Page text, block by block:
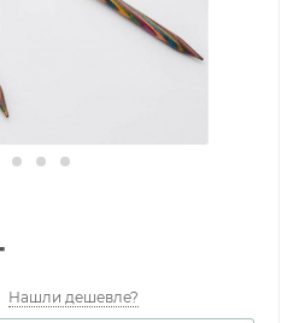
Нашли дешевле?